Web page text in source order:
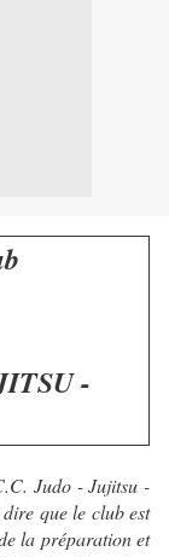
-
Judo - Jujitsu -
que le club est
la préparation et